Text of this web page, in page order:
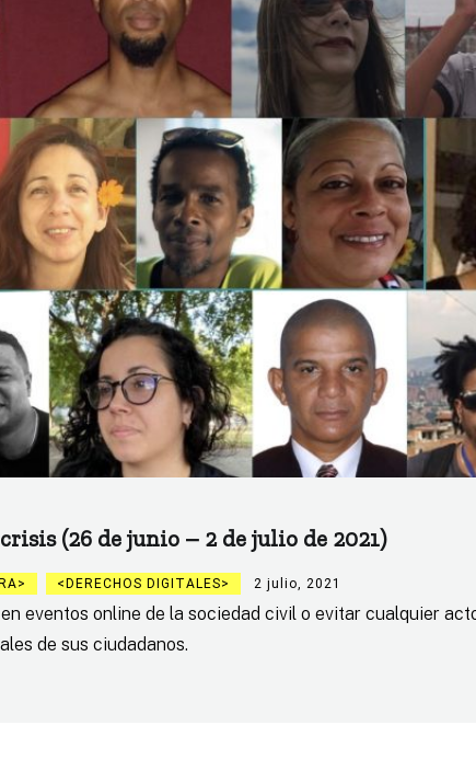
(26 de junio – 2 de julio de 2021)
DERECHOS DIGITALES 2 julio, 2021
eventos online de la sociedad civil o evitar cualquier
de sus ciudadanos.